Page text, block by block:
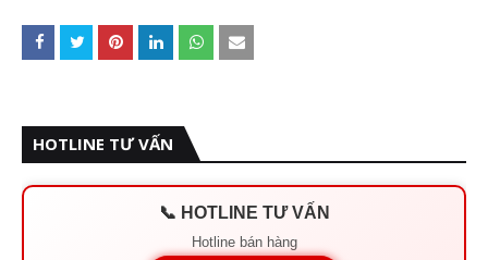
HOTLINE TƯ VẤN
📞 HOTLINE TƯ VẤN
Hotline bán hàng